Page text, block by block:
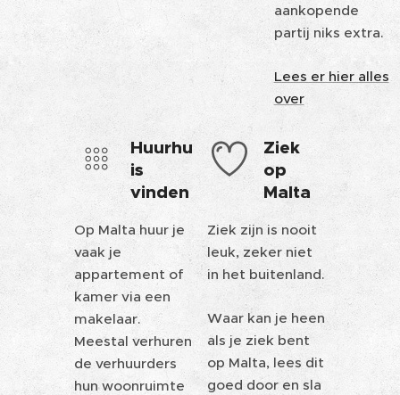
aankopende
partij niks extra.
Lees er hier alles
over
Huurhu
is
vinden
Op Malta huur je
vaak je
appartement of
kamer via een
makelaar.
Meestal verhuren
de verhuurders
hun woonruimte
Ziek
op
Malta
Ziek zijn is nooit
leuk, zeker niet
in het buitenland.
Waar kan je heen
als je ziek bent
op Malta, lees dit
goed door en sla